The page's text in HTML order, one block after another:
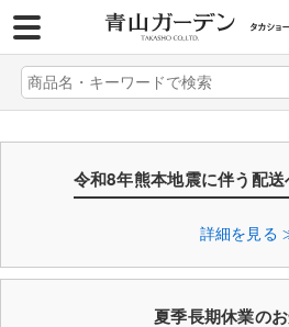
令和8年熊本地震に伴う配
詳細を見る
夏季長期休業の